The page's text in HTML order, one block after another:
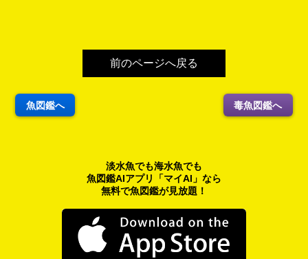
前のページへ戻る
魚図鑑へ 毒魚図鑑へ
淡水魚でも海水魚でも
魚図鑑AIアプリ「マイAI」なら
無料で魚図鑑が見放題！